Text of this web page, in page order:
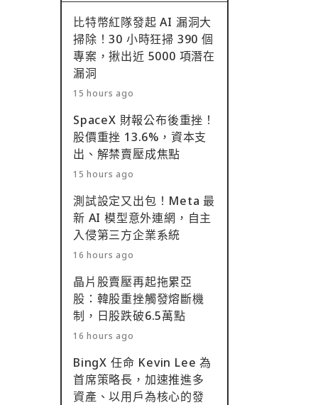
比特幣紅隊發起 AI 漏洞大
掃除！30 小時狂掃 390 個
專案，揪出近 5000 項潛在
漏洞
15 hours ago
SpaceX 財報公布後重挫！
股價重挫 13.6%，資本支
出、解禁賣壓成焦點
15 hours ago
測試設定又出包！Meta 最
新 AI 模型意外連網，自主
入侵第三方企業系統
16 hours ago
晶片股賣壓再起拖累亞
股：韓股重挫觸發熔斷機
制，日股跌破6.5萬點
16 hours ago
BingX 任命 Kevin Lee 為
首席策略長，加速推進多
資產、以用戶為核心的發